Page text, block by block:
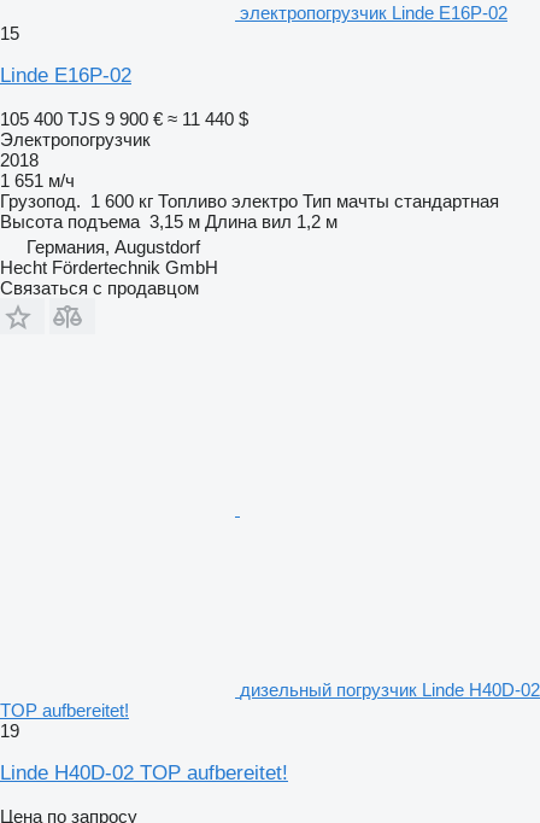
электропогрузчик Linde E16P-02
15
Linde E16P-02
105 400 TJS 9 900 € ≈ 11 440 $
Электропогрузчик
2018
1 651 м/ч
Грузопод. 1 600 кг Топливо электро Тип мачты стандартная
Высота подъема 3,15 м Длина вил 1,2 м
Германия, Augustdorf
Hecht Fördertechnik GmbH
Связаться с продавцом
дизельный погрузчик Linde H40D-02
TOP aufbereitet!
19
Linde H40D-02 TOP aufbereitet!
Цена по запросу